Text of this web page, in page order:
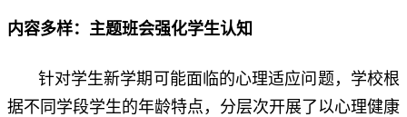
内容多样：主题班会强化学生认知
针对学生新学期可能面临的心理适应问题，学校根
据不同学段学生的年龄特点，分层次开展了以心理健康